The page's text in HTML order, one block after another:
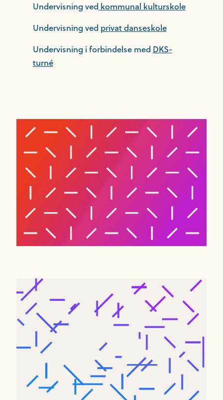
Undervisning ved kommunal kulturskole
Undervisning ved privat danseskole
Undervisning i forbindelse med DKS-
turné